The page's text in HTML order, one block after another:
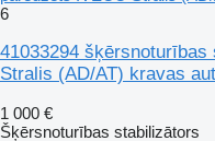
6
41033294
Stralis (AD/AT) kravas
1 000 €
Šķērsnoturības stabilizātors